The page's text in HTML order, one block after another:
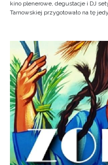
kino plenerowe, degustacje i DJ
Tarnowskiej przygotowało na tę